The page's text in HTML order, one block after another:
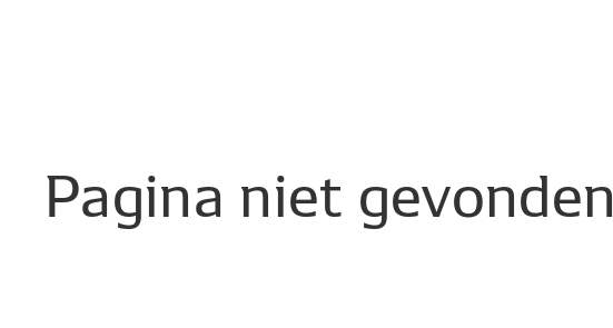
Pagina niet gevonden